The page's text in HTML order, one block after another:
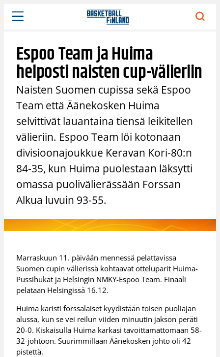
Siirry
sisältöön
Espoo Team ja Huima
helposti naisten cup-välieriin
Naisten Suomen cupissa sekä Espoo
Team että Äänekosken Huima
selvittivät lauantaina tiensä leikitellen
välieriin. Espoo Team löi kotonaan
divisioonajoukkue Keravan Kori-80:n
84-35, kun Huima puolestaan läksytti
omassa puolivälierässään Forssan
Alkua luvuin 93-55.
Marraskuun 11. päivään mennessä pelattavissa
Suomen cupin välierissä kohtaavat otteluparit Huima-
Pussihukat ja Helsingin NMKY-Espoo Team. Finaali
pelataan Helsingissä 16.12.
Huima karisti forssalaiset kyydistään toisen puoliajan
alussa, kun se vei reilun viiden minuutin jakson peräti
20-0. Kiskaisulla Huima karkasi tavoittamattomaan 58-
32-johtoon. Suurimmillaan Äänekosken johto oli 42
pistettä.